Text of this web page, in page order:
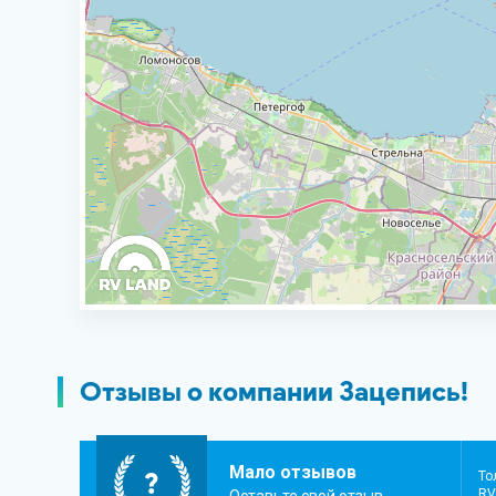
Отзывы о компании Зацепись!
? Мало отзывов